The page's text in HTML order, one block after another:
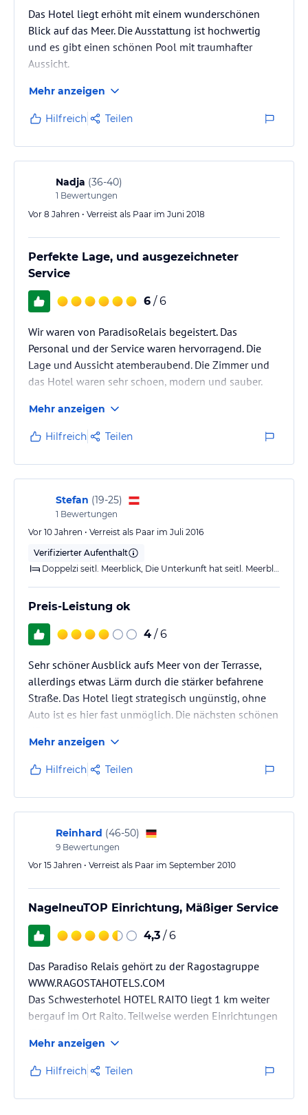
Das Hotel liegt erhöht mit einem wunderschönen
Blick auf das Meer. Die Ausstattung ist hochwertig
und es gibt einen schönen Pool mit traumhafter
Aussicht.
Mehr anzeigen
Hilfreich Teilen
Nadja (36-40)
1 Bewertungen
Vor 8 Jahren • Verreist als Paar im Juni 2018
Perfekte Lage, und ausgezeichneter
Service
6 / 6
Wir waren von ParadisoRelais begeistert. Das
Personal und der Service waren hervorragend. Die
Lage und Aussicht atemberaubend. Die Zimmer und
das Hotel waren sehr schoen, modern und sauber.
Mehr anzeigen
Hilfreich Teilen
Stefan (19-25)
1 Bewertungen
Vor 10 Jahren • Verreist als Paar im Juli 2016
Verifizierter Aufenthalt
Preis-Leistung ok
4 / 6
Sehr schöner Ausblick aufs Meer von der Terrasse,
allerdings etwas Lärm durch die stärker befahrene
Straße. Das Hotel liegt strategisch ungünstig, ohne
Auto ist es hier fast unmöglich. Die nächsten schönen
Autostunde entfernt und auch zu den Stränden ist es
ein ordentliches Stück. Das Frühstück war sehr gut
und das Personal freundlich und hilfsbereit. Das
Zimmer war sauber, allerdings etwas klein; viel Platz
zum Sachen verstauen blieb nicht. Auf der
Dachterrasse…
Mehr anzeigen
Hilfreich Teilen
Reinhard (46-50)
9 Bewertungen
Vor 15 Jahren • Verreist als Paar im September 2010
NagelneuTOP Einrichtung, Mäßiger Service
4,3 / 6
Das Paradiso Relais gehört zu der Ragostagruppe
WWW.RAGOSTAHOTELS.COM
Das Schwesterhotel HOTEL RAITO liegt 1 km weiter
bergauf im Ort Raito. Teilweise werden Einrichtungen
Das Haus wurde Mai 2010 neu errichtet. Das Hotel
sieht sich selbst als "Privathotel" mit 22 Zimmern und
der persönlichen Betreuung eines kleinen Hauses. An
dieser Selbsteinschätzung scheitert auch eine
Mehr anzeigen
Hilfreich Teilen